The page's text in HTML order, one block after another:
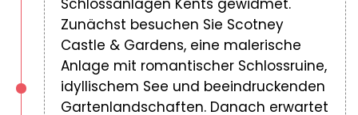
Schlossanlagen Kents gewidmet.
Zunächst besuchen Sie Scotney
Castle & Gardens, eine malerische
Anlage mit romantischer Schlossruine,
idyllischem See und beeindruckenden
Gartenlandschaften. Danach erwartet